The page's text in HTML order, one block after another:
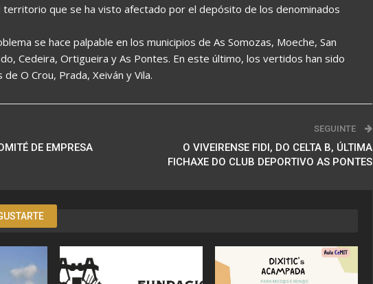
territorio que se ha visto afectado por el depósito de los denominados
se hace palpable en los municipios de As Somozas, Moeche, San
Cedeira, Ortigueira y As Pontes. En este último, los vertidos han sido
O Crou, Prada, Xeiván y Vila.
DE EMPRESA
SEGUINTE
O VIVEIRENSE FIDI, DO CELTA B, ÚLTIMA
FICHAXE DO CLUB DEPORTIVO AS PONTES